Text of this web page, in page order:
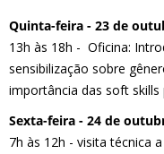
Quinta-feira - 23 de
13h às 18h - Oficina:
sensibilização sobre
importância das soft
Sexta-feira - 24 de
7h às 12h - visita técnica